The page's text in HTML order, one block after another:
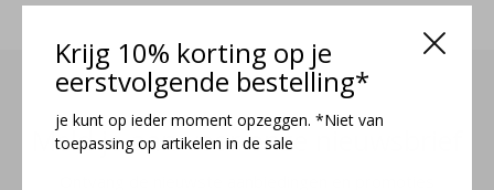
Krijg 10% korting op je
eerstvolgende bestelling*
je kunt op ieder moment opzeggen. *Niet van
toepassing op artikelen in de sale
Meld je aan voor onze nieuwsbrief